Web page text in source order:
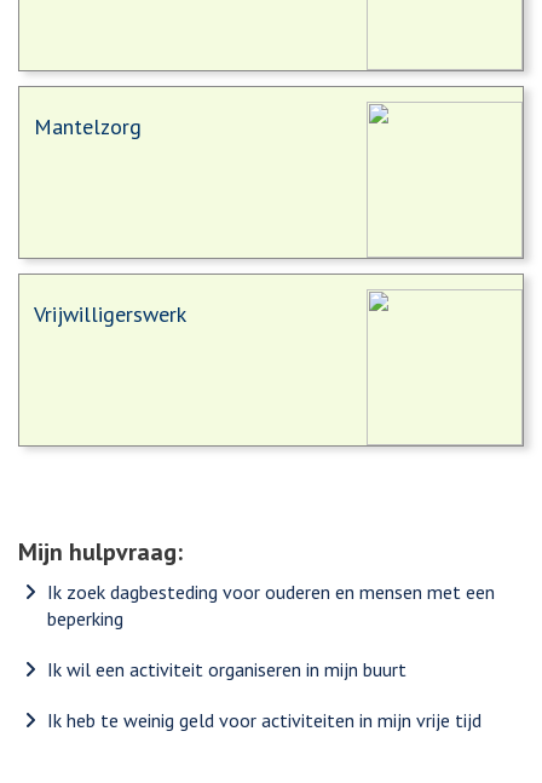
Mantelzorg
Vrijwilligerswerk
Mijn hulpvraag:
Ik zoek dagbesteding voor ouderen en mensen met een
beperking
Ik wil een activiteit organiseren in mijn buurt
Ik heb te weinig geld voor activiteiten in mijn vrije tijd